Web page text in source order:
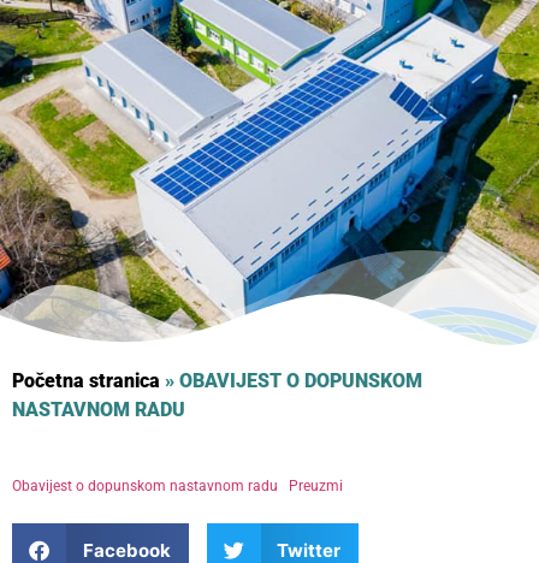
Početna stranica » OBAVIJEST O DOPUNSKOM
NASTAVNOM RADU
Obavijest o dopunskom nastavnom radu Preuzmi
Facebook Twitter